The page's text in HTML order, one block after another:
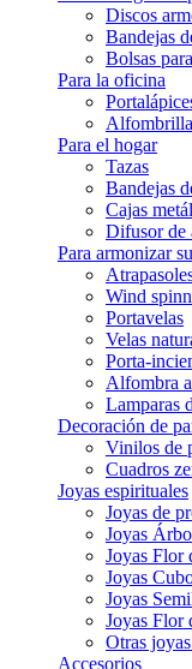
Discos
Bandejas
Bolsas
Para la oficina
Para el hogar
Tazas
Bandejas
Cajas
Difusor de
Para armonizar
Wind
Portavelas
Velas
Porta-
Alfombra
Lamparas
Decoración de
Vinilos de
Cuadros
Joyas espirituales
Joyas de
Joyas
Joyas Flor
Joyas
Joyas
Joyas Flor
Otras
Accesorios